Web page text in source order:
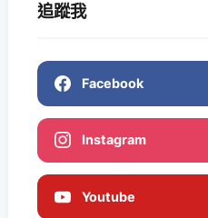
追蹤我
Facebook
Instagram
Youtube